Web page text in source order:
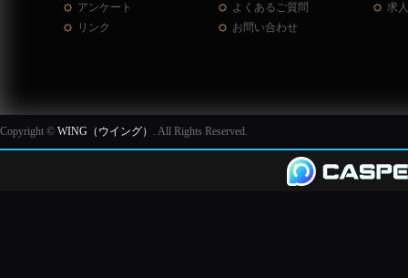
アンケート
よくあるご質問
求
リンク
お問い合わせ
Copyright © WING（ウイング） . All Rights Reserved.